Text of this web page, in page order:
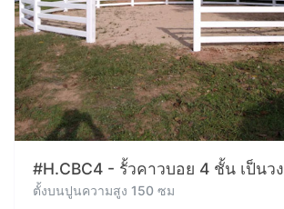
#H.CBC4 - รั้วคาวบอย 4 ชั้น เป็นวง
ตั้งบนปูนความสูง 150 ซม